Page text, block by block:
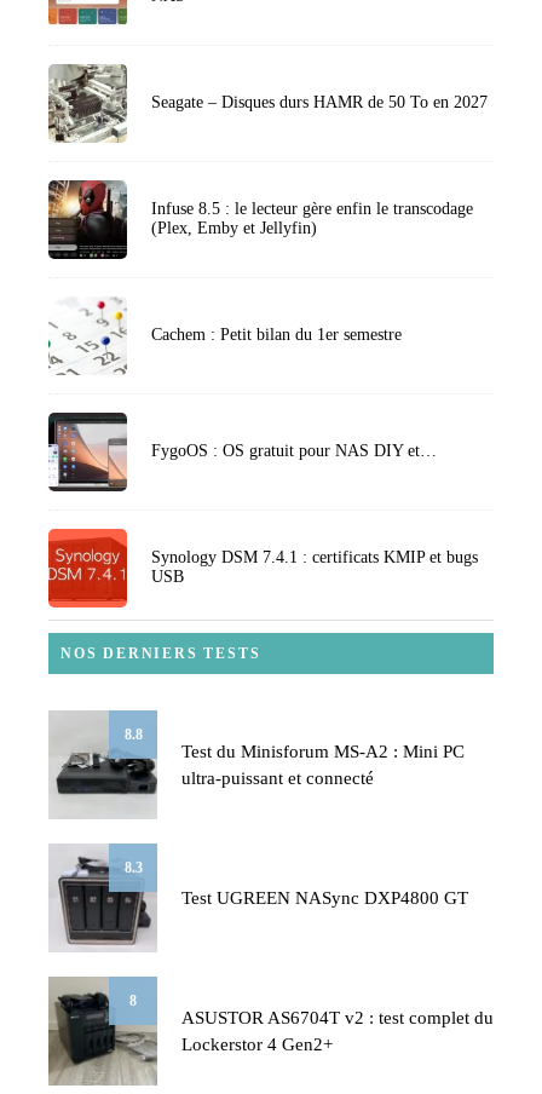
Seagate – Disques durs HAMR de 50 To en 2027
Infuse 8.5 : le lecteur gère enfin le transcodage
(Plex, Emby et Jellyfin)
Cachem : Petit bilan du 1er semestre
FygoOS : OS gratuit pour NAS DIY et…
Synology DSM 7.4.1 : certificats KMIP et bugs
USB
NOS DERNIERS TESTS
8.8
Test du Minisforum MS-A2 : Mini PC
ultra-puissant et connecté
8.3
Test UGREEN NASync DXP4800 GT
8
ASUSTOR AS6704T v2 : test complet du
Lockerstor 4 Gen2+